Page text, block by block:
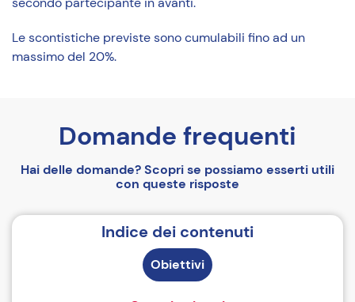
Le scontistiche previste sono cumulabili fino ad un
massimo del 20%.
Domande frequenti
Hai delle domande? Scopri se possiamo esserti utili
con queste risposte
Indice dei contenuti
Obiettivi